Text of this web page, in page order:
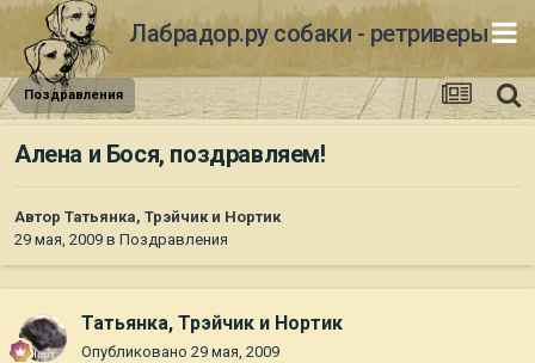
Лабрадор.ру собаки - ретриверы
Поздравления
Алена и Бося, поздравляем!
Автор Татьянка, Трэйчик и Нортик
29 мая, 2009 в Поздравления
Татьянка, Трэйчик и Нортик
Опубликовано 29 мая, 2009